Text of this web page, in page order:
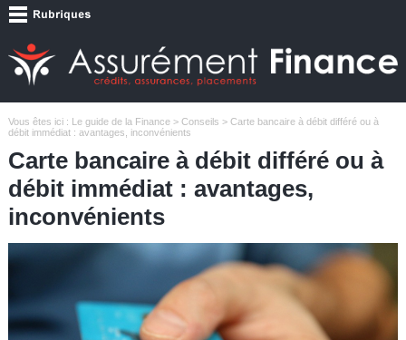
Vous êtes ici : Le guide de la Finance> Conseils > Carte bancaire à débit différé ou à
débit immédiat : avantages, inconvénients
Carte bancaire à débit différé ou à
débit immédiat : avantages,
inconvénients